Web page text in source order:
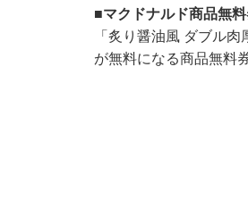
■マクドナルド商品無
「炙り醤油風 ダブル
が無料になる商品無料